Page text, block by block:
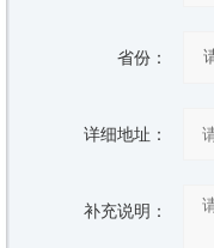
省份：
详细地址：
补充说明：